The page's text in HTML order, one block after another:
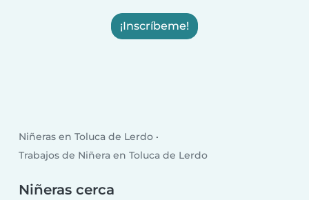
¡Inscríbeme!
Niñeras en Toluca de Lerdo
Trabajos de Niñera en Toluca de Lerdo
Niñeras cerca